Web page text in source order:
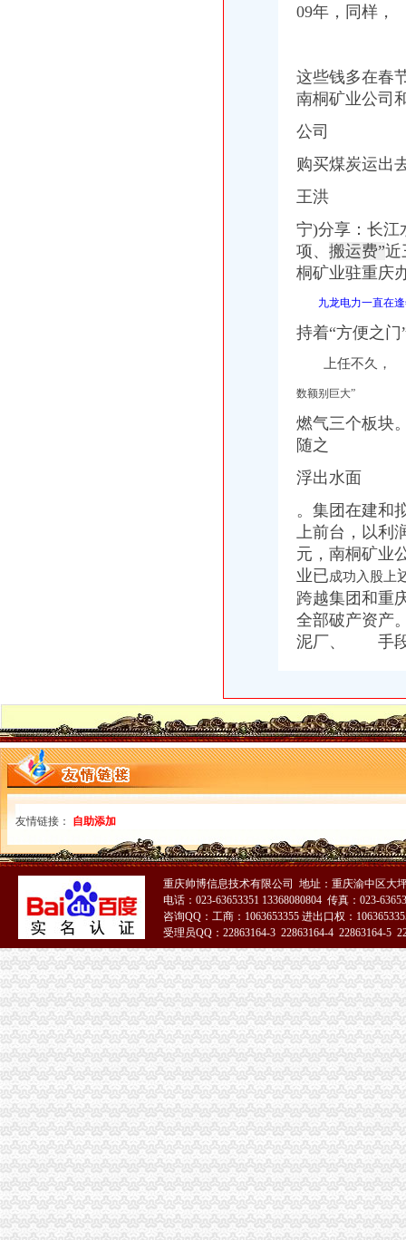
09年， 同样，
这些钱多在春
南桐矿业公司
公司
购买煤炭运出
王洪
宁)分享：长江
项、 搬运费”近
桐矿业驻重庆
九龙电力一直在逢
持着“方便之门
上任不久，
数额别巨大”
燃气三个板块
随之
浮出水面
。集团在建和
上前台， 以利
元，南桐矿业
业已成功入股上
跨越集团和重
全部破产资产
泥厂、 手段
友情链接： 自助添加
重庆帅博信息技术有限公司 地址：重庆渝中区大
电话：023-63653351 13368080804 传真：023-
咨询QQ：工商：1063653355 进出口权：
受理员QQ：22863164-3 22863164-4 22863164-5
51La